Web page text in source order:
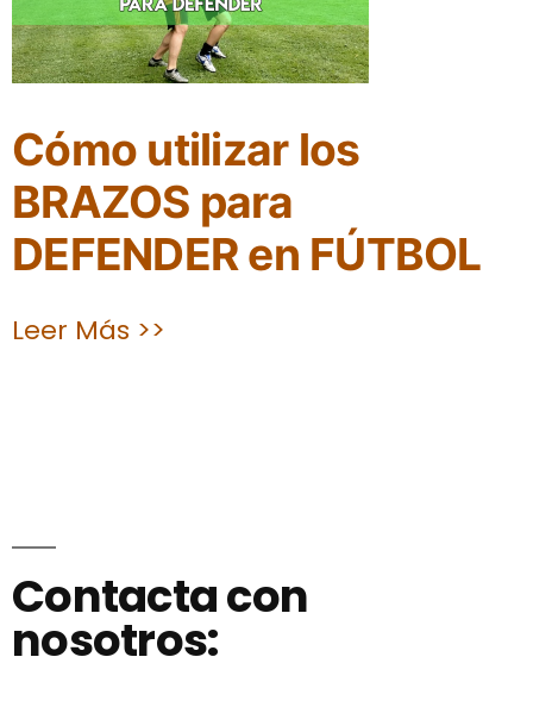
Cómo utilizar los
BRAZOS para
DEFENDER en FÚTBOL
Leer Más >>
Contacta con
nosotros: